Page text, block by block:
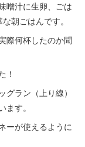
噌汁に生卵、ごは
朝ごはんです。
際何杯したのか聞
！
グラン（上り線）
ます。
ーが使えるように